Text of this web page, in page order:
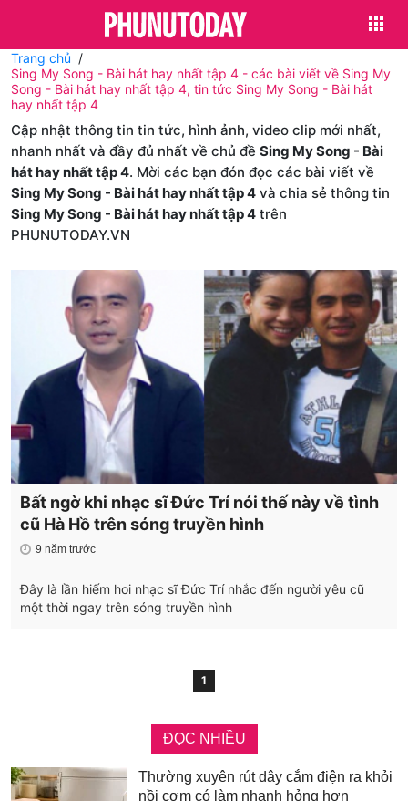
Trang chủ
Sing My Song - Bài hát hay nhất tập 4 - các bài viết về Sing My
Song - Bài hát hay nhất tập 4, tin tức Sing My Song - Bài hát
hay nhất tập 4
Cập nhật thông tin tin tức, hình ảnh, video clip mới nhất,
nhanh nhất và đầy đủ nhất về chủ đề Sing My Song - Bài
hát hay nhất tập 4. Mời các bạn đón đọc các bài viết về
Sing My Song - Bài hát hay nhất tập 4 và chia sẻ thông tin
Sing My Song - Bài hát hay nhất tập 4 trên
PHUNUTODAY.VN
Bất ngờ khi nhạc sĩ Đức Trí nói thế này về tình
cũ Hà Hồ trên sóng truyền hình
9 năm trước
Đây là lần hiếm hoi nhạc sĩ Đức Trí nhắc đến người yêu cũ
một thời ngay trên sóng truyền hình
1
ĐỌC NHIỀU
Thường xuyên rút dây cắm điện ra khỏi
nồi cơm có làm nhanh hỏng hơn